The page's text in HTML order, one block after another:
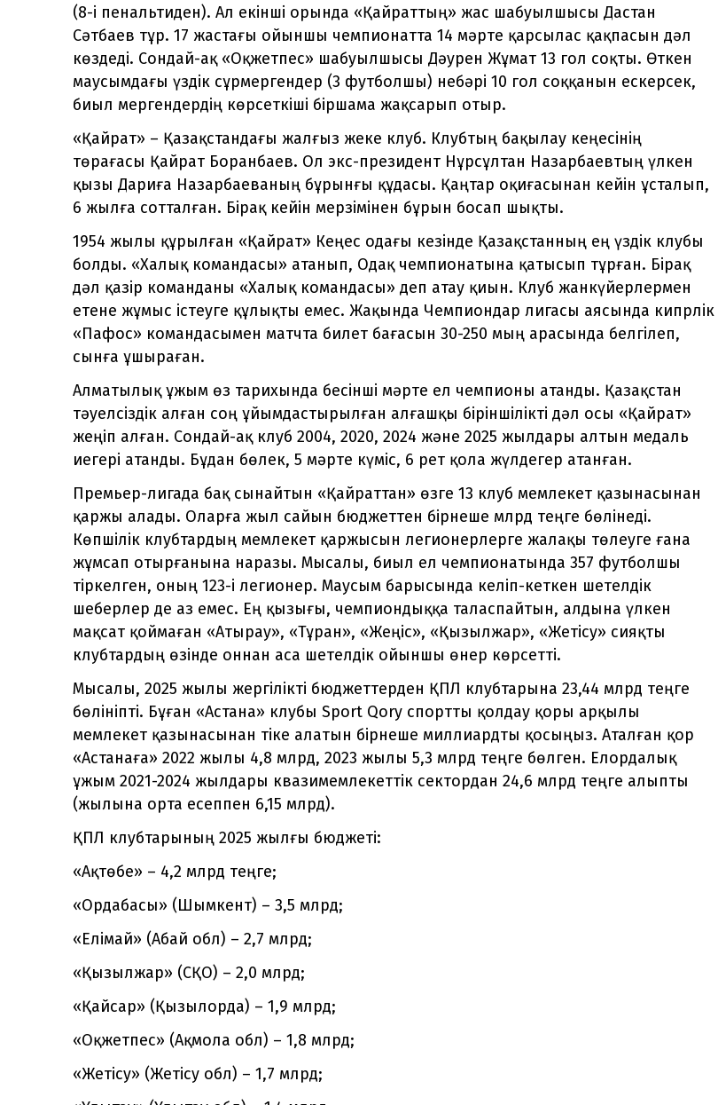
(8-і пенальтиден). Ал екінші орында «Қайраттың» жас шабуылшысы Дастан
Сәтбаев тұр. 17 жастағы ойыншы чемпионатта 14 мәрте қарсылас қақпасын дәл
көздеді. Сондай-ақ «Оқжетпес» шабуылшысы Дәурен Жұмат 13 гол соқты. Өткен
маусымдағы үздік сұрмергендер (3 футболшы) небәрі 10 гол соққанын ескерсек,
биыл мергендердің көрсеткіші біршама жақсарып отыр.
«Қайрат» – Қазақстандағы жалғыз жеке клуб. Клубтың бақылау кеңесінің
төрағасы Қайрат Боранбаев. Ол экс-президент Нұрсұлтан Назарбаевтың үлкен
қызы Дариға Назарбаеваның бұрынғы құдасы. Қаңтар оқиғасынан кейін ұсталып,
6 жылға сотталған. Бірақ кейін мерзімінен бұрын босап шықты.
1954 жылы құрылған «Қайрат» Кеңес одағы кезінде Қазақстанның ең үздік клубы
болды. «Халық командасы» атанып, Одақ чемпионатына қатысып тұрған. Бірақ
дәл қазір команданы «Халық командасы» деп атау қиын. Клуб жанкүйерлермен
етене жұмыс істеуге құлықты емес. Жақында Чемпиондар лигасы аясында кипрлік
«Пафос» командасымен матчта билет бағасын 30-250 мың арасында белгілеп,
сынға ұшыраған.
Алматылық ұжым өз тарихында бесінші мәрте ел чемпионы атанды. Қазақстан
тәуелсіздік алған соң ұйымдастырылған алғашқы біріншілікті дәл осы «Қайрат»
жеңіп алған. Сондай-ақ клуб 2004, 2020, 2024 және 2025 жылдары алтын медаль
иегері атанды. Бұдан бөлек, 5 мәрте күміс, 6 рет қола жүлдегер атанған.
Премьер-лигада бақ сынайтын «Қайраттан» өзге 13 клуб мемлекет қазынасынан
қаржы алады. Оларға жыл сайын бюджеттен бірнеше млрд теңге бөлінеді.
Көпшілік клубтардың мемлекет қаржысын легионерлерге жалақы төлеуге ғана
жұмсап отырғанына наразы. Мысалы, биыл ел чемпионатында 357 футболшы
тіркелген, оның 123-і легионер. Маусым барысында келіп-кеткен шетелдік
шеберлер де аз емес. Ең қызығы, чемпиондыққа таласпайтын, алдына үлкен
мақсат қоймаған «Атырау», «Тұран», «Жеңіс», «Қызылжар», «Жетісу» сияқты
клубтардың өзінде оннан аса шетелдік ойыншы өнер көрсетті.
Мысалы, 2025 жылы жергілікті бюджеттерден ҚПЛ клубтарына 23,44 млрд теңге
бөлініпті. Бұған «Астана» клубы Sport Qory спортты қолдау қоры арқылы
мемлекет қазынасынан тіке алатын бірнеше миллиардты қосыңыз. Аталған қор
«Астанаға» 2022 жылы 4,8 млрд, 2023 жылы 5,3 млрд теңге бөлген. Елордалық
ұжым 2021-2024 жылдары квазимемлекеттік сектордан 24,6 млрд теңге алыпты
(жылына орта есеппен 6,15 млрд).
ҚПЛ клубтарының 2025 жылғы бюджеті:
«Ақтөбе» – 4,2 млрд теңге;
«Ордабасы» (Шымкент) – 3,5 млрд;
«Елімай» (Абай обл) – 2,7 млрд;
«Қызылжар» (СҚО) – 2,0 млрд;
«Қайсар» (Қызылорда) – 1,9 млрд;
«Оқжетпес» (Ақмола обл) – 1,8 млрд;
«Жетісу» (Жетісу обл) – 1,7 млрд;